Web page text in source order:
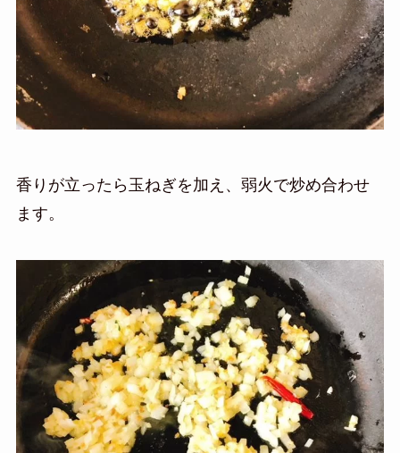
香りが立ったら玉ねぎを加え、弱火で炒め合わせ
ます。